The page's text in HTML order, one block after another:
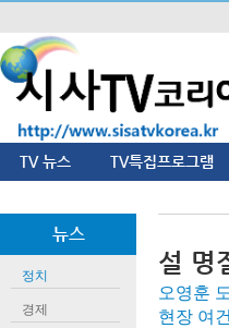
TV 뉴스 TV특집프로그램
뉴스
정치
경제
설 명
오영훈
현장 여